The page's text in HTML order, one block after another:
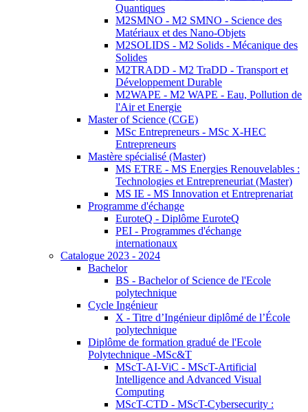
Quantiques
M2SMNO - M2 SMNO - Science des
Matériaux et des Nano-Objets
M2SOLIDS - M2 Solids - Mécanique des
Solides
M2TRADD - M2 TraDD - Transport et
Développement Durable
M2WAPE - M2 WAPE - Eau, Pollution de
l'Air et Energie
Master of Science (CGE)
MSc Entrepreneurs - MSc X-HEC
Entrepreneurs
Mastère spécialisé (Master)
MS ETRE - MS Energies Renouvelables :
Technologies et Entrepreneuriat (Master)
MS IE - MS Innovation et Entreprenariat
Programme d'échange
EuroteQ - Diplôme EuroteQ
PEI - Programmes d'échange
internationaux
Catalogue 2023 - 2024
Bachelor
BS - Bachelor of Science de l'Ecole
polytechnique
Cycle Ingénieur
X - Titre d’Ingénieur diplômé de l’École
polytechnique
Diplôme de formation gradué de l'Ecole
Polytechnique -MSc&T
MScT-AI-ViC - MScT-Artificial
Intelligence and Advanced Visual
Computing
MScT-CTD - MScT-Cybersecurity :